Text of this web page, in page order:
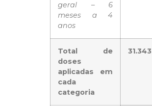
geral – 6
meses a 4
anos
Total de
doses
aplicadas em
cada
categoria
31.343